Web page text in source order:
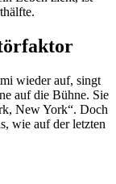
wieder auf, singt
auf die Bühne. Sie
New York“. Doch
wie auf der letzten